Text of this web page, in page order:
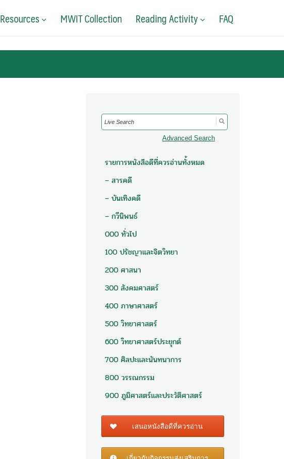
Resources MWIT Collection Reading Activity FAQ
Search
for:
Advanced Search
รายการหนังสือดีที่ควรอ่านทั้งหมด
– สารคดี
– บันเทิงคดี
– กวีนิพนธ์
000 ทั่วไป
100 ปรัชญาและจิตวิทยา
200 ศาสนา
300 สังคมศาสตร์
400 ภาษาศาสตร์
500 วิทยาศาสตร์
600 วิทยาศาสตร์ประยุกต์
700 ศิลปะและนันทนาการ
800 วรรณกรรม
900 ภูมิศาสตร์และประวัติศาสตร์
เสนอหนังสือดีที่ควรอ่าน